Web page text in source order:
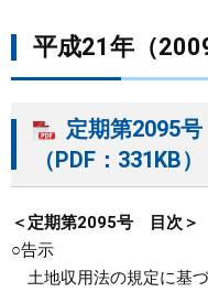
平成21年（
定期第2095号
（PDF：331KB）
＜定期第2095号 目次＞
○告示
土地収用法の規定に基